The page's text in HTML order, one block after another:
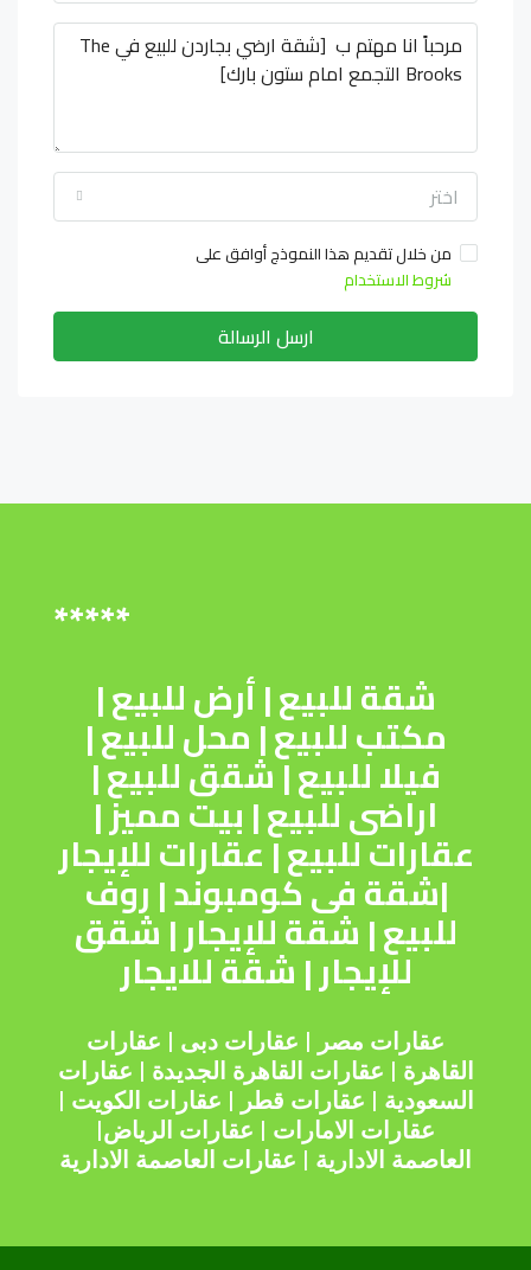
اختر
من خلال تقديم هذا النموذج أوافق على
شروط الاستخدام
ارسل الرسالة
*****
شقة للبيع|أرض للبيع|
مكتب للبيع|محل للبيع|
فيلا للبيع|شقق للبيع|
اراضى للبيع|بيت مميز|
عقارات للبيع|عقارات للإيجار
|شقة فى كومبوند|روف
للبيع|شقة للإيجار|شقق
للإيجار|شقة للايجار
عقارات مصر | عقارات دبى | عقارات
القاهرة | عقارات القاهرة الجديدة | عقارات
السعودية | عقارات قطر | عقارات الكويت |
عقارات الامارات | عقارات الرياض|
العاصمة الادارية | عقارات العاصمة الادارية